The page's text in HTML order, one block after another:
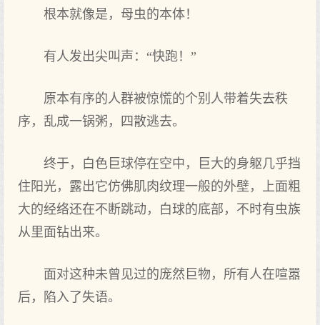
根本就像是，母虫的本体！
有人发出尖叫声：“快跑！”
原本有序的人群被惊慌的个别人带着失去秩
序，乱成一锅粥，四散逃去。
终于，白色巨球停在空中，巨大的身躯几乎挡
住阳光，露出它仿佛肌肉纹理一般的外壁，上面粗
大的经络还在不断跳动，白球的底部，不时有虫族
从里面钻出来。
面对这种未曾见过的庞然巨物，所有人在喧嚣
后，陷入了失语。